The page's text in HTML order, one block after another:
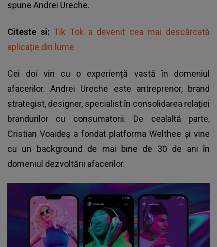
spune Andrei Ureche.
Citeste si: Tik Tok a devenit cea mai descărcată
aplicaţie din lume
Cei doi vin cu o experiență vastă în domeniul
afacerilor. Andrei Ureche este antreprenor, brand
strategist, designer, specialist în consolidarea relației
brandurilor cu consumatorii. De cealaltă parte,
Cristian Voaideș a fondat platforma Welthee și vine
cu un background de mai bine de 30 de ani în
domeniul dezvoltării afacerilor.